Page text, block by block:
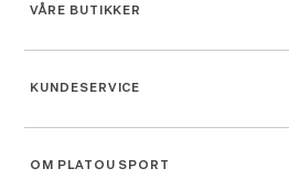
VÅRE BUTIKKER
KUNDESERVICE
OM PLATOU SPORT